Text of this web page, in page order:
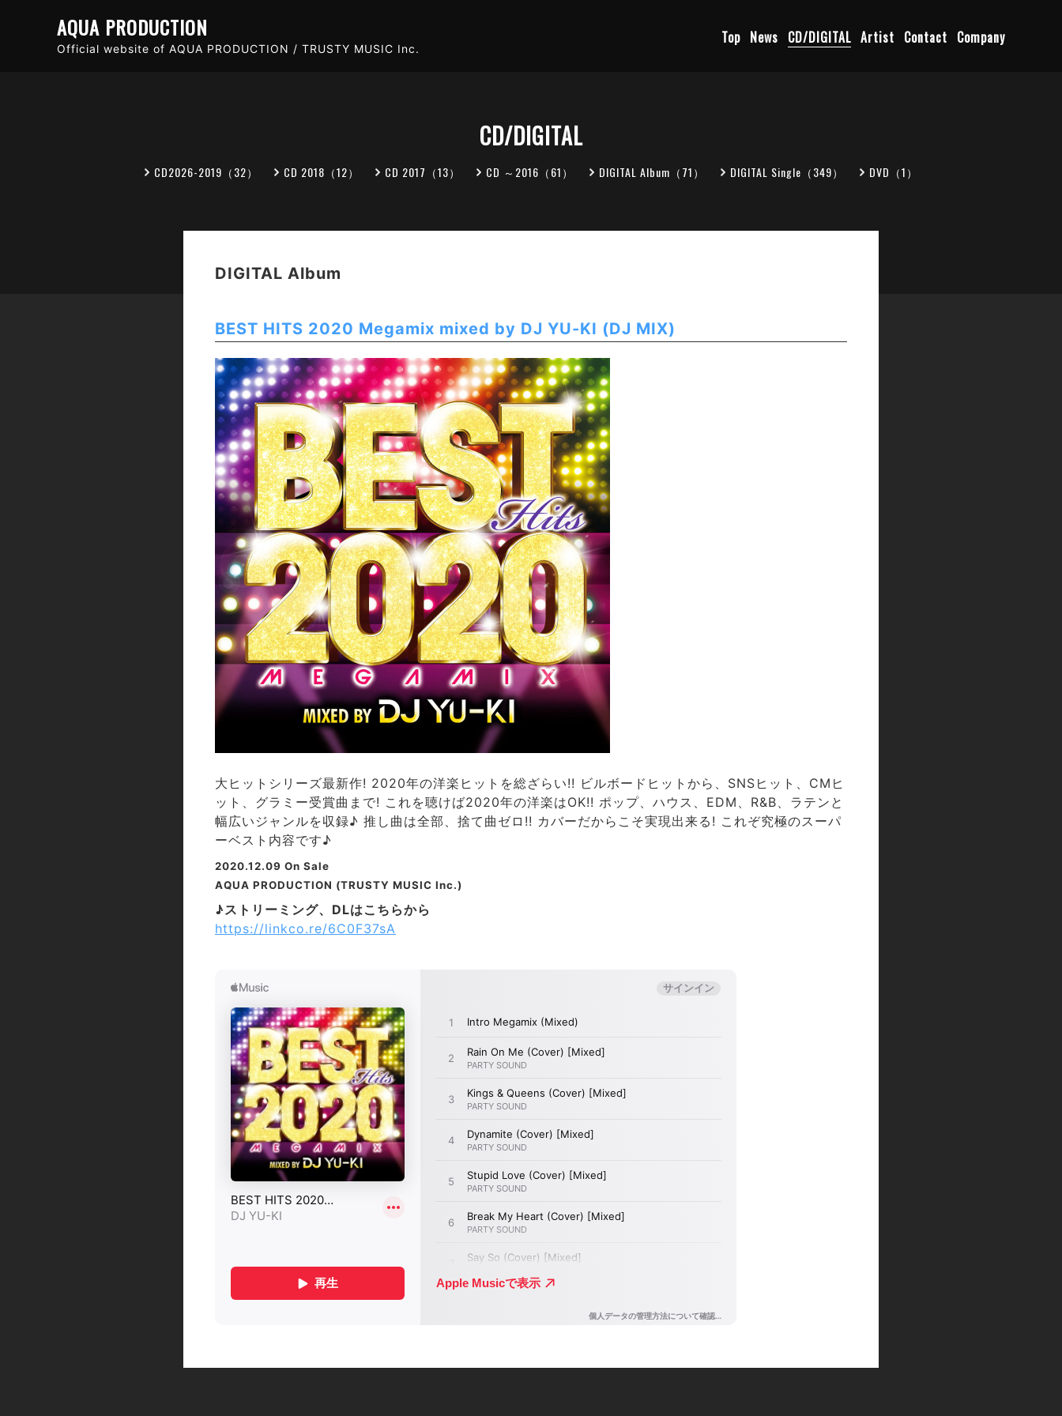
AQUA PRODUCTION
Official website of AQUA PRODUCTION / TRUSTY MUSIC Inc.
Top News CD/DIGITAL Artist Contact Company
CD/DIGITAL
CD2026-2019（32） CD 2018（12） CD 2017（13） CD ～2016（61） DIGITAL Album（71） DIGITAL Single（349） DVD（1）
DIGITAL Album
BEST HITS 2020 Megamix mixed by DJ YU-KI (DJ MIX)
大ヒットシリーズ最新作! 2020年の洋楽ヒットを総ざらい!! ビルボードヒットから、SNSヒット、CMヒ
ット、グラミー受賞曲まで! これを聴けば2020年の洋楽はOK!! ポップ、ハウス、EDM、R&B、ラテンと
幅広いジャンルを収録♪ 推し曲は全部、捨て曲ゼロ!! カバーだからこそ実現出来る! これぞ究極のスーパ
ーベスト内容です♪
2020.12.09 On Sale
AQUA PRODUCTION (TRUSTY MUSIC Inc.)
♪ストリーミング、DLはこちらから
https://linkco.re/6C0F37sA